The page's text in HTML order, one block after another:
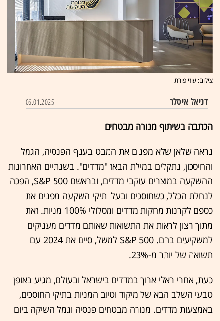
צילום: עוזי פורת
דניאל איסלר 06.01.2025
הכתבה בשיתוף מנורה מבטחים
נראה שלאן שלא מפנים את המבט בענף הפנסיה, הגמל
והחיסכון, נתקלים במילת הבאז "מדדים". בשנתיים האחרונות
ההשקעה במוצרים עוקבי מדדים, ובראשם S&P 500, הפכה
לנחלת הכלל, כשחוסכים ובעלי תיקי השקעה מפנים את
כספם לקרנות מחקות מדדים ומסלולי 100% מניות. זאת
מתוך רצון לראות את התשואות שאותם מדדים מעניקים
למשקיעים בהם. S&P 500 למשל, סיים את 2024 עם
תשואה של יותר מ-23%.
כעת, אחרי ראלי ארוך במדדים בישראל ובעולם, מגיע באופן
טבעי השלב הבא של מיקוד וטיוב המניות בתיקי החוסכים,
באמצעות מדדים. מנורה מבטחים פנסיה וגמל השיקה ביום